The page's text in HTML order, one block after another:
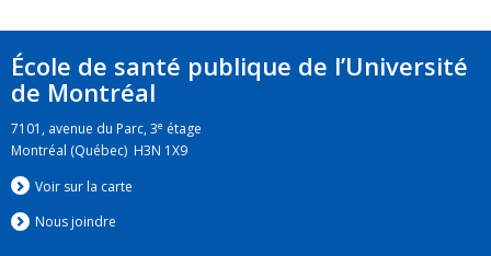
École de santé publique de l’Université
de Montréal
7101, avenue du Parc, 3e étage
Montréal (Québec) H3N 1X9
Voir sur la carte
Nous joindre